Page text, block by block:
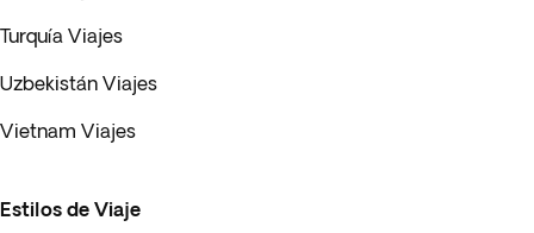
Turquía Viajes
Uzbekistán Viajes
Vietnam Viajes
Estilos de Viaje